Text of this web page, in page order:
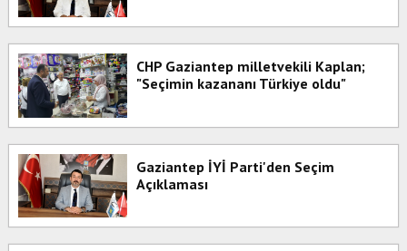
CHP Gaziantep milletvekili Kaplan;
"Seçimin kazananı Türkiye oldu"
Gaziantep İYİ Parti'den Seçim
Açıklaması